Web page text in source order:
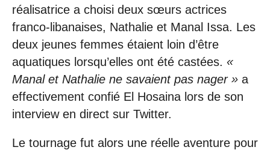
réalisatrice a choisi deux sœurs actrices
franco-libanaises, Nathalie et Manal Issa. Les
deux jeunes femmes étaient loin d’être
aquatiques lorsqu’elles ont été castées. «
Manal et Nathalie ne savaient pas nager » a
effectivement confié El Hosaina lors de son
interview en direct sur Twitter.
Le tournage fut alors une réelle aventure pour